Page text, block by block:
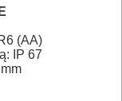
(AA)
IP 67